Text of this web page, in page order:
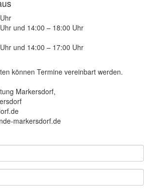
und 14:00 – 18:00 Uhr
und 14:00 – 17:00 Uhr
können Termine vereinbart werden.
Markersdorf,
markersdorf.de